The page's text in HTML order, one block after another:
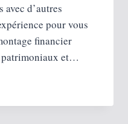
avec d’autres
pour vous
financier
patrimoniaux et…
: